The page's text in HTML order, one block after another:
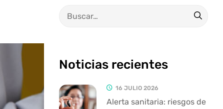
Noticias recientes
16 JULIO 2026
Alerta sanitaria: riesgos de